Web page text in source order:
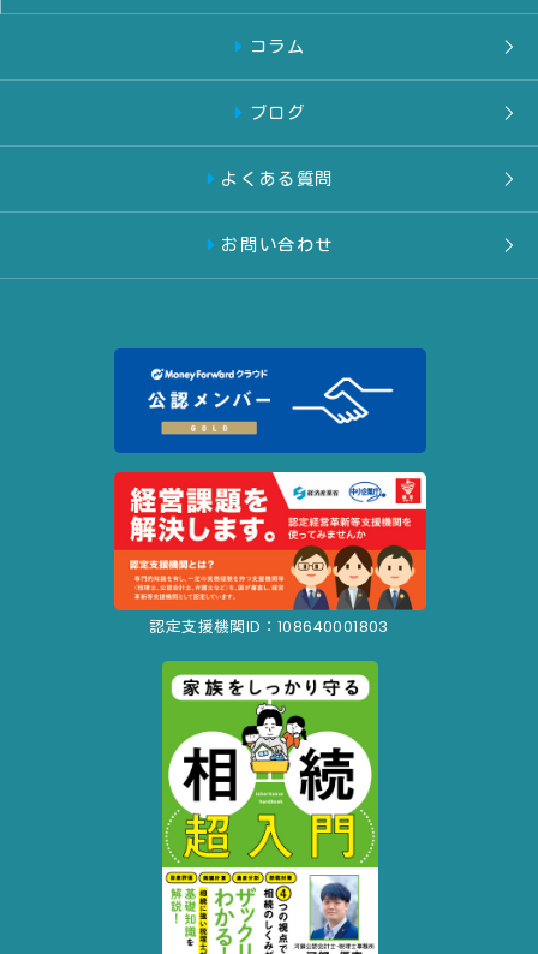
コラム
ブログ
よくある質問
お問い合わせ
認定支援機関ID：108640001803